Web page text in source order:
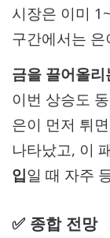
시장은 이미
구간에서는
금을 끌어올
이번 상승도
은이 먼저 튀
나타났고, 이
입일 때 자주
✅ 종합 전망